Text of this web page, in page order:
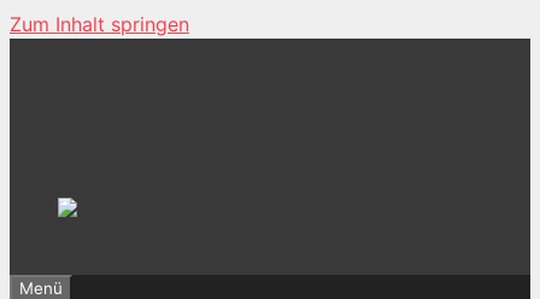
Zum Inhalt springen
Menü